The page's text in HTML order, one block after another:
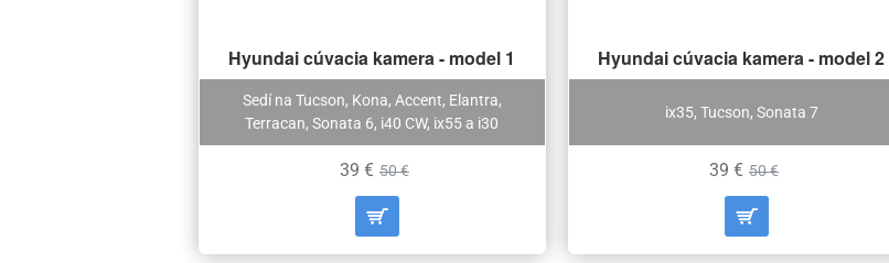
Sedí na Tucson, Kona, Accent, Elantra,
Terracan, Sonata 6, i40 CW, ix55 a i30
Hyundai cúvacia kamera - model 1
39 € 50 €
ix35, Tucson, Sonata 7
Hyundai cúvacia kamera - model 2
39 € 50 €